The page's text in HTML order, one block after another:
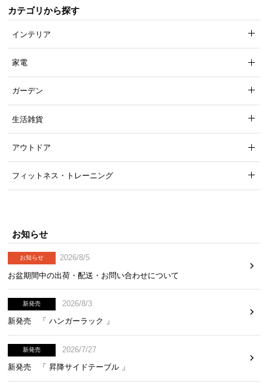
す。
1.8mの電源コードで設置しやすく
電源コードは 約1.8mと長めの設計。コンセントから
離れた場所でも設置しやすくなっています。
カテゴリから探す
インテリア
家電
ガーデン
生活雑貨
アウトドア
フィットネス・トレーニング
お知らせ
お知らせ
2026/8/5
お盆期間中の出荷・配送・お問い合わせについて
新発売
2026/8/3
新発売 「 ハンガーラック 」
新発売
2026/7/27
新発売 「 昇降サイドテーブル 」